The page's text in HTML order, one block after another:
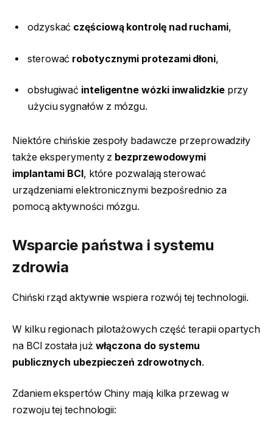
odzyskać częściową kontrolę nad ruchami,
sterować robotycznymi protezami dłoni,
obsługiwać inteligentne wózki inwalidzkieprzy
użyciu sygnałów z mózgu.
Niektóre chińskie zespoły badawcze przeprowadziły
także eksperymenty z bezprzewodowymi
implantami BCI, które pozwalają sterować
urządzeniami elektronicznymi bezpośrednio za
pomocą aktywności mózgu.
Wsparcie państwa i systemu
zdrowia
Chiński rząd aktywnie wspiera rozwój tej technologii.
W kilku regionach pilotażowych część terapii opartych
na BCI została już włączona do systemu
publicznych ubezpieczeń zdrowotnych.
Zdaniem ekspertów Chiny mają kilka przewag w
rozwoju tej technologii: